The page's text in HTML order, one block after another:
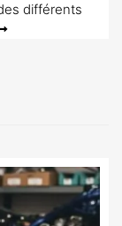
différents